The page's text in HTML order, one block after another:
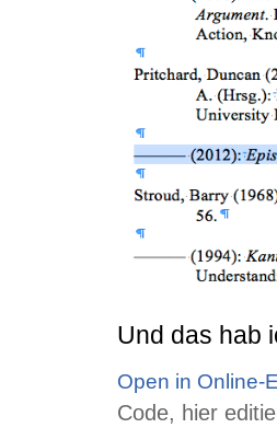
Und das hab
Open in Online-
Code, hier